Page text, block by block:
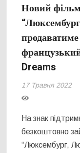
Новий
Dreams
17 Травня 2022
На знак
безкоштовно
“Люксембург,